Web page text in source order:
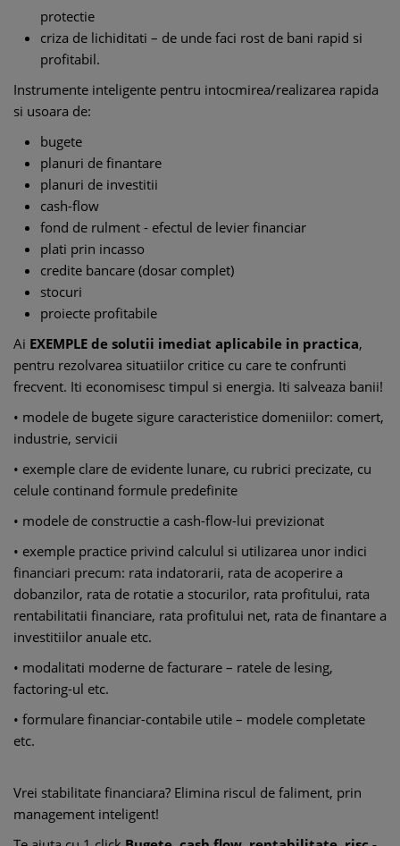
protectie
criza de lichiditati – de unde faci rost de bani rapid si
profitabil.
Instrumente inteligente pentru intocmirea/realizarea rapida
si usoara de:
bugete
planuri de finantare
planuri de investitii
cash-flow
fond de rulment - efectul de levier financiar
plati prin incasso
credite bancare (dosar complet)
stocuri
proiecte profitabile
Ai EXEMPLE de solutii imediat aplicabile in practica,
pentru rezolvarea situatiilor critice cu care te confrunti
frecvent. Iti economisesc timpul si energia. Iti salveaza banii!
• modele de bugete sigure caracteristice domeniilor: comert,
industrie, servicii
• exemple clare de evidente lunare, cu rubrici precizate, cu
celule continand formule predefinite
• modele de constructie a cash-flow-lui previzionat
• exemple practice privind calculul si utilizarea unor indici
financiari precum: rata indatorarii, rata de acoperire a
dobanzilor, rata de rotatie a stocurilor, rata profitului, rata
rentabilitatii financiare, rata profitului net, rata de finantare a
investitiilor anuale etc.
• modalitati moderne de facturare – ratele de lesing,
factoring-ul etc.
• formulare financiar-contabile utile – modele completate
etc.
Vrei stabilitate financiara? Elimina riscul de faliment, prin
management inteligent!